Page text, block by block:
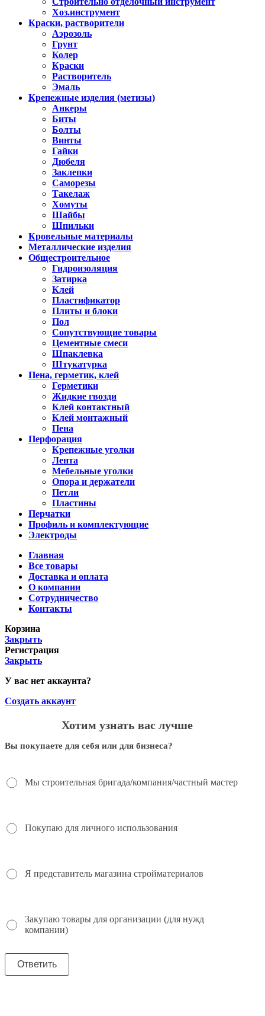
Хоз.инструмент
Краски, растворители
Аэрозоль
Грунт
Колер
Краски
Растворитель
Эмаль
Крепежные изделия (метизы)
Анкеры
Биты
Болты
Винты
Гайки
Дюбеля
Заклепки
Саморезы
Такелаж
Хомуты
Шайбы
Шпильки
Кровельные материалы
Металлические изделия
Общестроительное
Гидроизоляция
Затирка
Клей
Пластификатор
Плиты и блоки
Пол
Сопутствующие товары
Цементные смеси
Шпаклевка
Штукатурка
Пена, герметик, клей
Герметики
Жидкие гвозди
Клей контактный
Клей монтажный
Пена
Перфорация
Крепежные уголки
Лента
Мебельные уголки
Опора и держатели
Петли
Пластины
Перчатки
Профиль и комплектующие
Электроды
Главная
Все товары
Доставка и оплата
О компании
Сотрудничество
Контакты
Корзина
Закрыть
Регистрация
Закрыть
У вас нет аккаунта?
Создать аккаунт
Хотим узнать вас лучше
Вы покупаете для себя или для бизнеса?
Мы строительная бригада/компания/частный мастер
Покупаю для личного использования
Я представитель магазина стройматериалов
Закупаю товары для организации (для нужд
компании)